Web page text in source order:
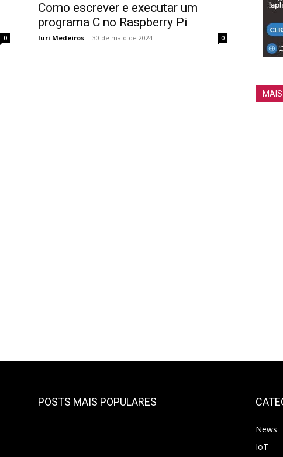
0
Como escrever e executar um
programa C no Raspberry Pi
Iuri Medeiros - 30 de maio de 2024 0
POSTS MAIS POPULARES
News
IoT